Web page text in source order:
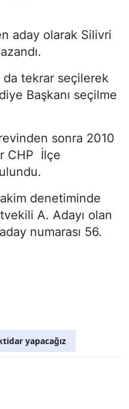
aday olarak Silivri
da tekrar seçilerek
Başkanı seçilme
sonra 2010
CHP İlçe
denetiminde
A. Adayı olan
numarası 56.
yapacağız